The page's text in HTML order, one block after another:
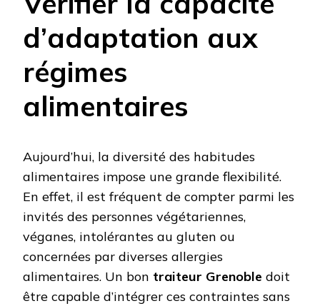
d’adaptation aux
régimes
alimentaires
Aujourd’hui, la diversité des habitudes
alimentaires impose une grande flexibilité.
En effet, il est fréquent de compter parmi les
invités des personnes végétariennes,
véganes, intolérantes au gluten ou
concernées par diverses allergies
alimentaires. Un bon traiteur Grenoble doit
être capable d’intégrer ces contraintes sans